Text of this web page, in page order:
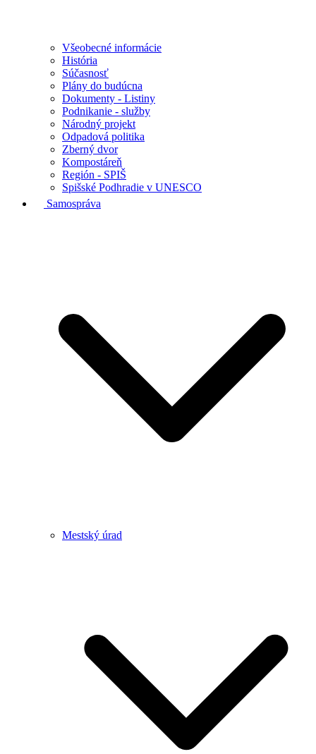
Všeobecné informácie
História
Súčasnosť
Plány do budúcna
Dokumenty - Listiny
Podnikanie - služby
Národný projekt
Odpadová politika
Zberný dvor
Kompostáreň
Región - SPIŠ
Spišské Podhradie v UNESCO
Samospráva
Mestský úrad